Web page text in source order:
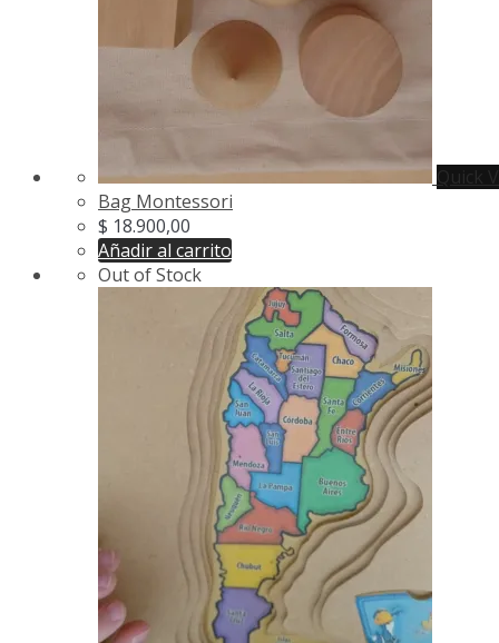
Bag Montessori
$ 18.900,00
Añadir al carrito
Out of Stock